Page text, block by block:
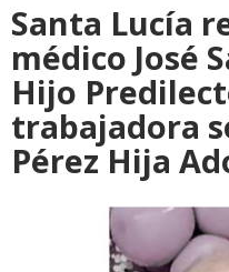
Santa Lucía
médico José
Hijo
trabajadora
Pérez Hija